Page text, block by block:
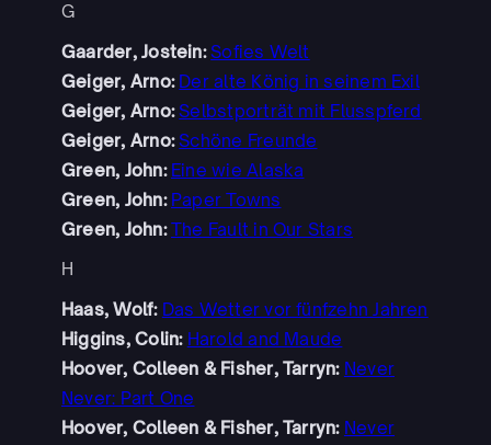
G
Gaarder, Jostein: Sofies Welt
Geiger, Arno: Der alte König in seinem Exil
Geiger, Arno: Selbstporträt mit Flusspferd
Geiger, Arno: Schöne Freunde
Green, John: Eine wie Alaska
Green, John: Paper Towns
Green, John:The Fault in Our Stars
H
Haas, Wolf: Das Wetter vor fünfzehn Jahren
Higgins, Colin: Harold and Maude
Hoover, Colleen & Fisher, Tarryn: Never
Never: Part One
Hoover, Colleen & Fisher, Tarryn: Never